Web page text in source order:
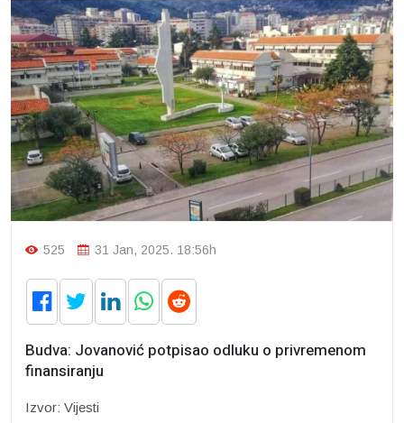
525 31 Jan, 2025. 18:56h
Budva: Jovanović potpisao odluku o privremenom
finansiranju
Izvor: Vijesti